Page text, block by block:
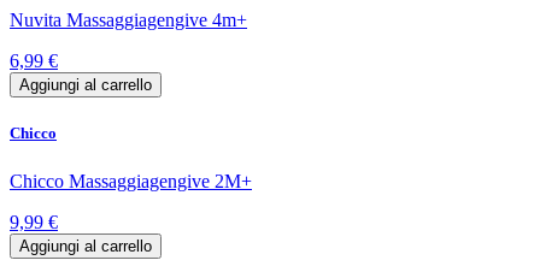
Nuvita Massaggiagengive 4m+
6,99 €
Aggiungi al carrello
Chicco
Chicco Massaggiagengive 2M+
9,99 €
Aggiungi al carrello